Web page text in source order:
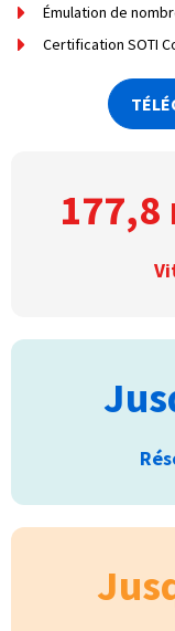
Émulation de
Certification SOTI
177,8